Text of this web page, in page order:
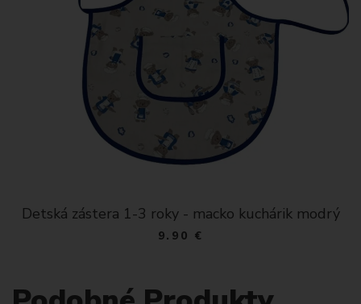
Detská zástera 1-3 roky - macko kuchárik modrý
9.90 €